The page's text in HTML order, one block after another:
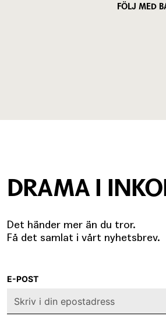
FÖLJ MED
DRAMA I
Det händer mer än du tror.
Få det samlat i vårt nyhetsbrev.
E-POST